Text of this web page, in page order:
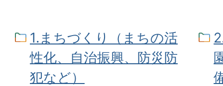
1.まちづくり（まちの活
性化、自治振興、防災防
犯など）